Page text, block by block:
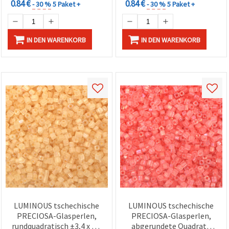
0.84 €- 30 %5 Paket +
IN DEN WARENKORB
0.84 €- 30 %5 Paket +
IN DEN WARENKORB
LUMINOUS tschechische
PRECIOSA-Glasperlen,
rundquadratisch ±3,4 x 3,4
LUMINOUS tschechische
PRECIOSA-Glasperlen,
abgerundete Quadrate